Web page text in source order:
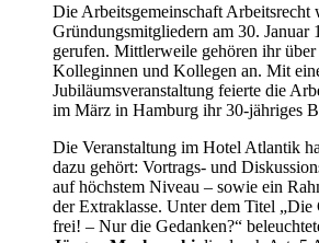
Die Arbeitsgemeinschaft Arbeitsrecht
Gründungsmitgliedern am 30. Januar
gerufen. Mittlerweile gehören ihr
Kolleginnen und Kollegen an. Mit
Jubiläumsveranstaltung feierte die
im März in Hamburg ihr 30-jähriges
Die Veranstaltung im Hotel Atlantik
dazu gehört: Vortrags- und
auf höchstem Niveau – sowie ein
der Extraklasse. Unter dem Titel „Die
frei! – Nur die Gedanken?“